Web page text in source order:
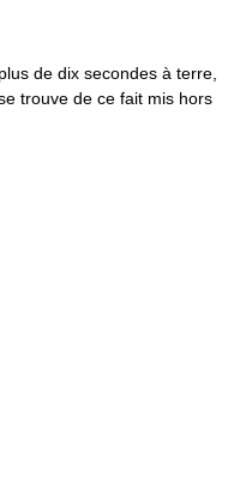
de dix secondes à terre,
trouve de ce fait mis hors